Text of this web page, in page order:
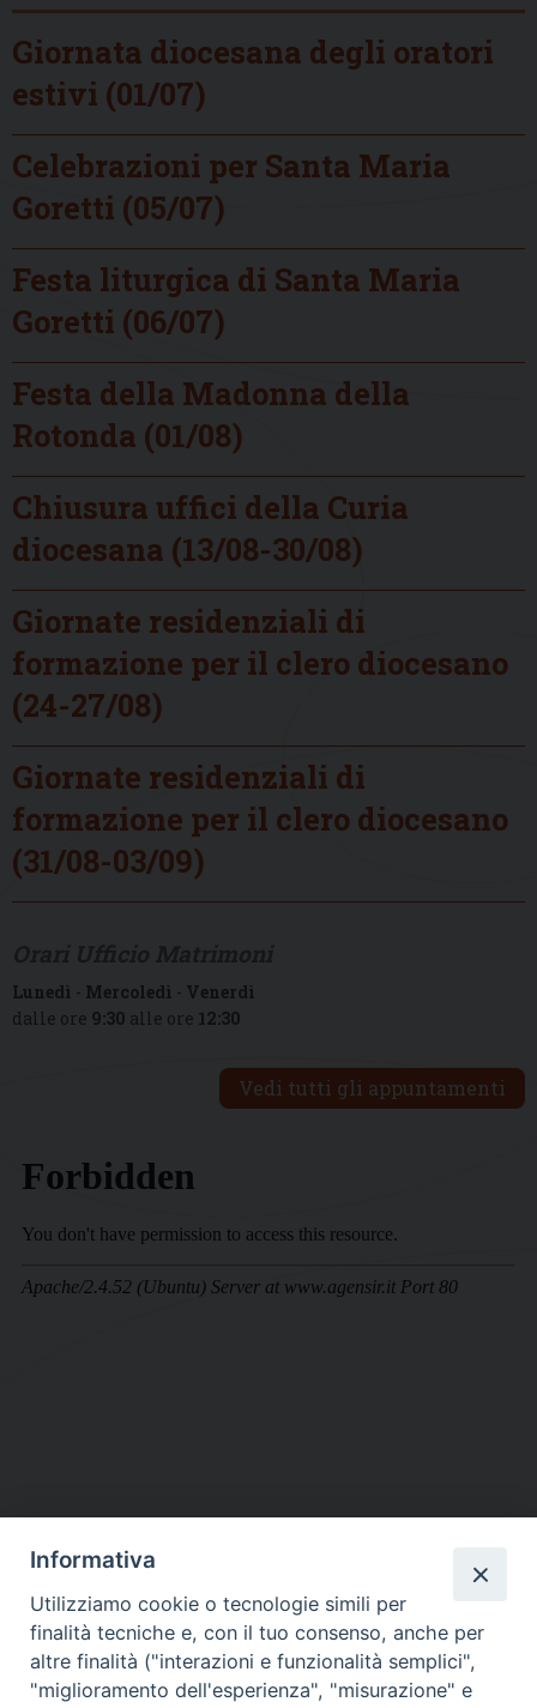
Giornata diocesana degli oratori
estivi (01/07)
Celebrazioni per Santa Maria
Goretti (05/07)
Festa liturgica di Santa Maria
Goretti (06/07)
Festa della Madonna della
Rotonda (01/08)
Chiusura uffici della Curia
diocesana (13/08-30/08)
Giornate residenziali di
formazione per il clero diocesano
(24-27/08)
Giornate residenziali di
formazione per il clero diocesano
(31/08-03/09)
Lunedì - Mercoledì - Venerdì
dalle ore 9:30 alle ore 12:30
Vedi tutti gli appuntamenti
DIOCESI SUBURBICARIA DI ALBANO
Contatti:Tel.: 06.93268401 - Fax.: 06.9323844
E-mail:curia@diocesidialbano.it
Informativa
Utilizziamo cookie o tecnologie simili per
finalità tecniche e, con il tuo consenso, anche per
altre finalità ("interazioni e funzionalità semplici",
"miglioramento dell'esperienza", "misurazione" e